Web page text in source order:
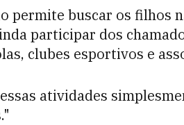
permite buscar os filhos
participar dos
clubes esportivos e
atividades